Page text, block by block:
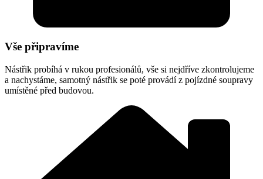
Vše připravíme
Nástřik probíhá v rukou profesionálů, vše si nejdříve zkontrolujeme
a nachystáme, samotný nástřik se poté provádí z pojízdné soupravy
umístěné před budovou.